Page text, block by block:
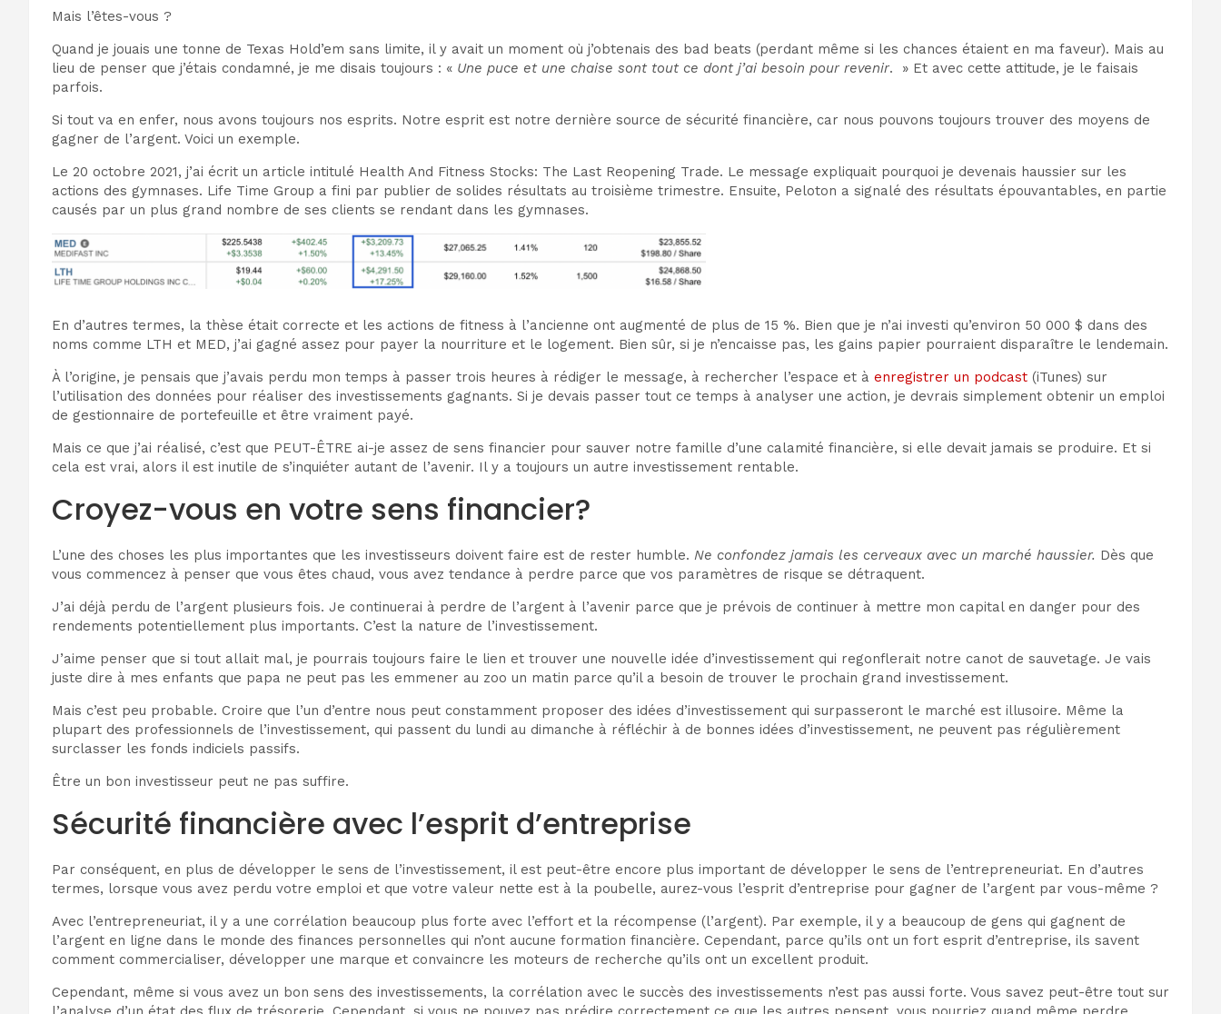
Mais l’êtes-vous ?
Quand je jouais une tonne de Texas Hold’em sans limite, il y avait un moment où j’obtenais des bad beats (perdant même si les chances étaient en ma faveur). Mais au
lieu de penser que j’étais condamné, je me disais toujours : « Une puce et une chaise sont tout ce dont j’ai besoin pour revenir. » Et avec cette attitude, je le faisais
parfois.
Si tout va en enfer, nous avons toujours nos esprits. Notre esprit est notre dernière source de sécurité financière, car nous pouvons toujours trouver des moyens de
gagner de l’argent. Voici un exemple.
Le 20 octobre 2021, j’ai écrit un article intitulé Health And Fitness Stocks: The Last Reopening Trade. Le message expliquait pourquoi je devenais haussier sur les
actions des gymnases. Life Time Group a fini par publier de solides résultats au troisième trimestre. Ensuite, Peloton a signalé des résultats épouvantables, en partie
causés par un plus grand nombre de ses clients se rendant dans les gymnases.
En d’autres termes, la thèse était correcte et les actions de fitness à l’ancienne ont augmenté de plus de 15 %. Bien que je n’ai investi qu’environ 50 000 $ dans des
noms comme LTH et MED, j’ai gagné assez pour payer la nourriture et le logement. Bien sûr, si je n’encaisse pas, les gains papier pourraient disparaître le lendemain.
À l’origine, je pensais que j’avais perdu mon temps à passer trois heures à rédiger le message, à rechercher l’espace et à enregistrer un podcast (iTunes) sur
l’utilisation des données pour réaliser des investissements gagnants. Si je devais passer tout ce temps à analyser une action, je devrais simplement obtenir un emploi
de gestionnaire de portefeuille et être vraiment payé.
Mais ce que j’ai réalisé, c’est que PEUT-ÊTRE ai-je assez de sens financier pour sauver notre famille d’une calamité financière, si elle devait jamais se produire. Et si
cela est vrai, alors il est inutile de s’inquiéter autant de l’avenir. Il y a toujours un autre investissement rentable.
Croyez-vous en votre sens financier?
L’une des choses les plus importantes que les investisseurs doivent faire est de rester humble. Ne confondez jamais les cerveaux avec un marché haussier. Dès que
vous commencez à penser que vous êtes chaud, vous avez tendance à perdre parce que vos paramètres de risque se détraquent.
J’ai déjà perdu de l’argent plusieurs fois. Je continuerai à perdre de l’argent à l’avenir parce que je prévois de continuer à mettre mon capital en danger pour des
rendements potentiellement plus importants. C’est la nature de l’investissement.
J’aime penser que si tout allait mal, je pourrais toujours faire le lien et trouver une nouvelle idée d’investissement qui regonflerait notre canot de sauvetage. Je vais
juste dire à mes enfants que papa ne peut pas les emmener au zoo un matin parce qu’il a besoin de trouver le prochain grand investissement.
Mais c’est peu probable. Croire que l’un d’entre nous peut constamment proposer des idées d’investissement qui surpasseront le marché est illusoire. Même la
plupart des professionnels de l’investissement, qui passent du lundi au dimanche à réfléchir à de bonnes idées d’investissement, ne peuvent pas régulièrement
surclasser les fonds indiciels passifs.
Être un bon investisseur peut ne pas suffire.
Sécurité financière avec l’esprit d’entreprise
Par conséquent, en plus de développer le sens de l’investissement, il est peut-être encore plus important de développer le sens de l’entrepreneuriat. En d’autres
termes, lorsque vous avez perdu votre emploi et que votre valeur nette est à la poubelle, aurez-vous l’esprit d’entreprise pour gagner de l’argent par vous-même ?
Avec l’entrepreneuriat, il y a une corrélation beaucoup plus forte avec l’effort et la récompense (l’argent). Par exemple, il y a beaucoup de gens qui gagnent de
l’argent en ligne dans le monde des finances personnelles qui n’ont aucune formation financière. Cependant, parce qu’ils ont un fort esprit d’entreprise, ils savent
comment commercialiser, développer une marque et convaincre les moteurs de recherche qu’ils ont un excellent produit.
Cependant, même si vous avez un bon sens des investissements, la corrélation avec le succès des investissements n’est pas aussi forte. Vous savez peut-être tout sur